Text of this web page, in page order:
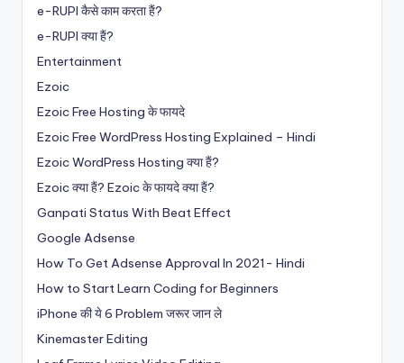
e-RUPI कैसे काम करता हैं?
e-RUPI क्या हैं?
Entertainment
Ezoic
Ezoic Free Hosting के फायदे
Ezoic Free WordPress Hosting Explained – Hindi
Ezoic WordPress Hosting क्या हैं?
Ezoic क्या हैं? Ezoic के फायदे क्या हैं?
Ganpati Status With Beat Effect
Google Adsense
How To Get Adsense Approval In 2021- Hindi
How to Start Learn Coding for Beginners
iPhone की ये 6 Problem जरूर जान ले
Kinemaster Editing